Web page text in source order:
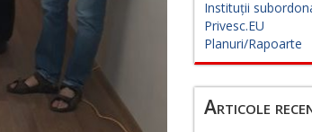
Instituții
Privesc.EU
Planuri/Rapoarte
Articole